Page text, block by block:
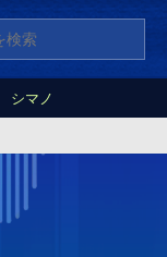
シマノ